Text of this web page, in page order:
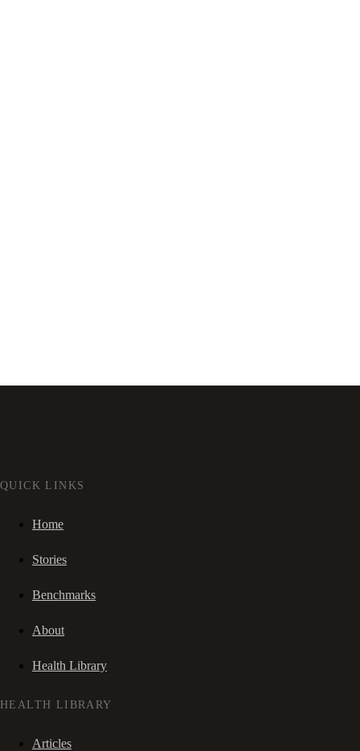
QUICK LINKS
Home
Stories
Benchmarks
About
Health Library
HEALTH LIBRARY
Articles